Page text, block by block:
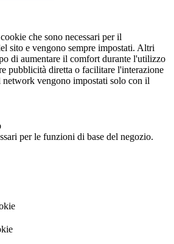
che sono necessari per il
sito e vengono sempre impostati. Altri
di aumentare il comfort durante l'utilizzo
pubblicità diretta o facilitare l'interazione
vengono impostati solo con il
per le funzioni di base del negozio.